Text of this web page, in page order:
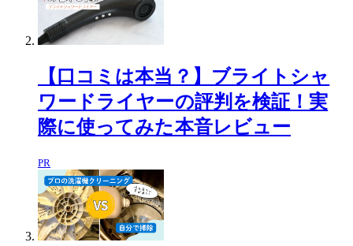
【口コミは本当？】ブライトシャ
ワードライヤーの評判を検証！実
際に使ってみた本音レビュー
PR